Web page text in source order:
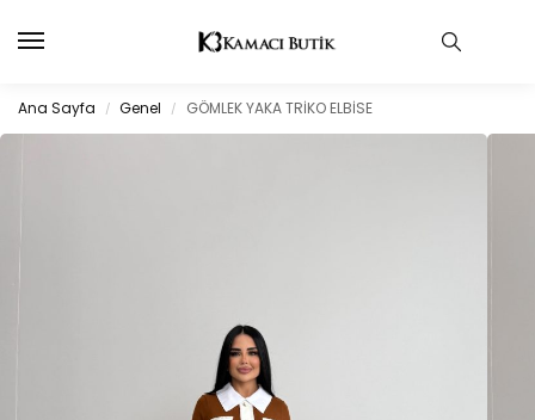
Ana Sayfa / Genel / GÖMLEK YAKA TRİKO ELBİSE